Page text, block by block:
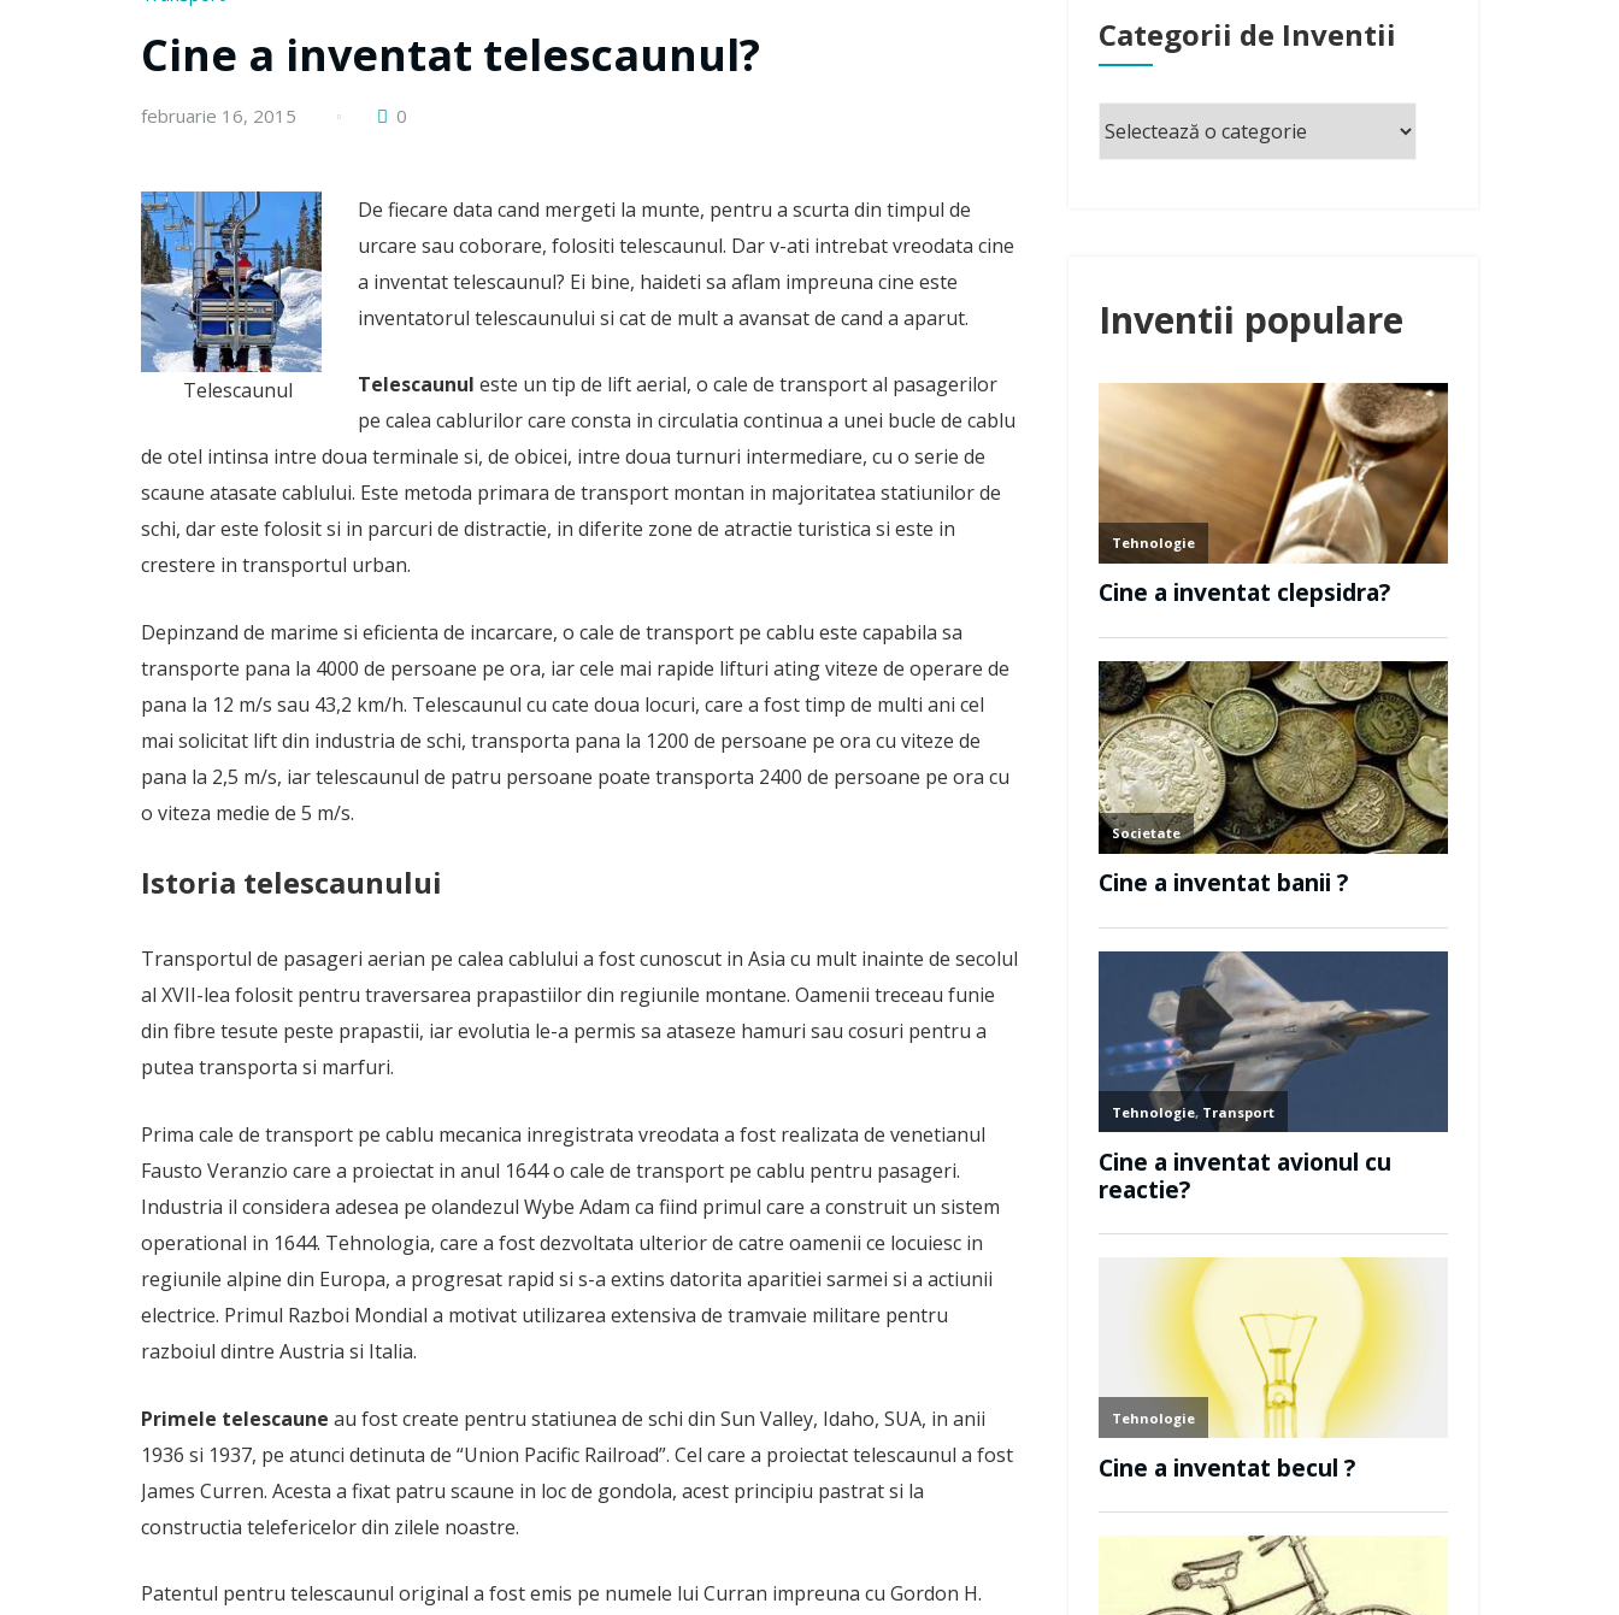
Cine a inventat telescaunul?
februarie 16, 2015 0
Telescaunul
De fiecare data cand mergeti la munte, pentru a scurta din timpul de
urcare sau coborare, folositi telescaunul. Dar v-ati intrebat vreodata cine
a inventat telescaunul? Ei bine, haideti sa aflam impreuna cine este
inventatorul telescaunului si cat de mult a avansat de cand a aparut.
Telescaunul este un tip de lift aerial, o cale de transport al pasagerilor
pe calea cablurilor care consta in circulatia continua a unei bucle de cablu
de otel intinsa intre doua terminale si, de obicei, intre doua turnuri intermediare, cu o serie de
scaune atasate cablului. Este metoda primara de transport montan in majoritatea statiunilor de
schi, dar este folosit si in parcuri de distractie, in diferite zone de atractie turistica si este in
crestere in transportul urban.
Depinzand de marime si eficienta de incarcare, o cale de transport pe cablu este capabila sa
transporte pana la 4000 de persoane pe ora, iar cele mai rapide lifturi ating viteze de operare de
pana la 12 m/s sau 43,2 km/h. Telescaunul cu cate doua locuri, care a fost timp de multi ani cel
mai solicitat lift din industria de schi, transporta pana la 1200 de persoane pe ora cu viteze de
pana la 2,5 m/s, iar telescaunul de patru persoane poate transporta 2400 de persoane pe ora cu
o viteza medie de 5 m/s.
Istoria telescaunului
Transportul de pasageri aerian pe calea cablului a fost cunoscut in Asia cu mult inainte de secolul
al XVII-lea folosit pentru traversarea prapastiilor din regiunile montane. Oamenii treceau funie
din fibre tesute peste prapastii, iar evolutia le-a permis sa ataseze hamuri sau cosuri pentru a
putea transporta si marfuri.
Prima cale de transport pe cablu mecanica inregistrata vreodata a fost realizata de venetianul
Fausto Veranzio care a proiectat in anul 1644 o cale de transport pe cablu pentru pasageri.
Industria il considera adesea pe olandezul Wybe Adam ca fiind primul care a construit un sistem
operational in 1644. Tehnologia, care a fost dezvoltata ulterior de catre oamenii ce locuiesc in
regiunile alpine din Europa, a progresat rapid si s-a extins datorita aparitiei sarmei si a actiunii
electrice. Primul Razboi Mondial a motivat utilizarea extensiva de tramvaie militare pentru
razboiul dintre Austria si Italia.
Primele telescaune au fost create pentru statiunea de schi din Sun Valley, Idaho, SUA, in anii
1936 si 1937, pe atunci detinuta de “Union Pacific Railroad”. Cel care a proiectat telescaunul a fost
James Curren. Acesta a fixat patru scaune in loc de gondola, acest principiu pastrat si la
constructia telefericelor din zilele noastre.
Patentul pentru telescaunul original a fost emis pe numele lui Curran impreuna cu Gordon H.
Categorii de Inventii
Inventii populare